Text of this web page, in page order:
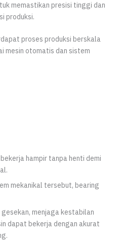
memastikan presisi tinggi dan
produksi.
proses produksi berskala
mesin otomatis dan sistem
hampir tanpa henti demi
mekanikal tersebut, bearing
menjaga kestabilan
dapat bekerja dengan akurat